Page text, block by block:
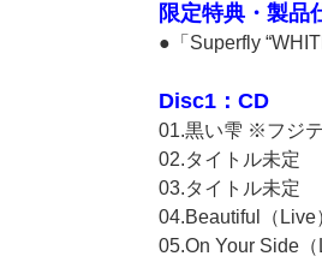
限定特典・製品
●「Superfly
Disc1：CD
01.黒い雫 ※フジ
02.タイトル未定
03.タイトル未定
04.Beautiful（Live
05.On Your Side